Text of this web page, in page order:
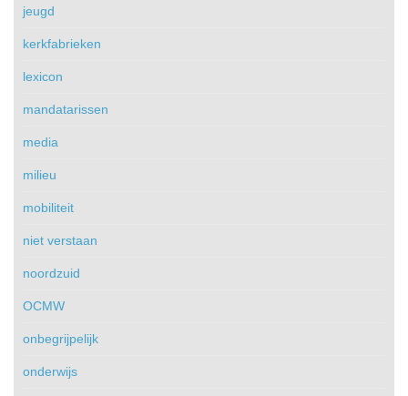
jeugd
kerkfabrieken
lexicon
mandatarissen
media
milieu
mobiliteit
niet verstaan
noordzuid
OCMW
onbegrijpelijk
onderwijs